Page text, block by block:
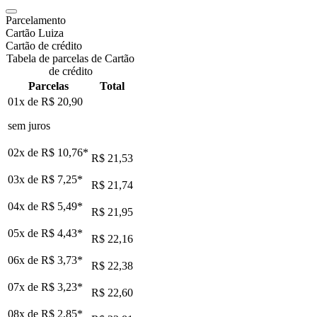
Parcelamento
Cartão Luiza
Cartão de crédito
Tabela de parcelas de Cartão
de crédito
Parcelas
Total
01x de R$ 20,90
sem juros
02x de R$ 10,76* R$ 21,53
03x de R$ 7,25*
R$ 21,74
04x de R$ 5,49*
R$ 21,95
05x de R$ 4,43*
R$ 22,16
06x de R$ 3,73*
R$ 22,38
07x de R$ 3,23*
R$ 22,60
08x de R$ 2,85*